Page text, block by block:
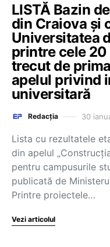
LISTĂ Bazin
din Craiova și
Universitatea
printre cele
trecut de
apelul privind
universitară
Redacția 30
Lista cu rezultatele
din apelul
pentru campusurile
publicată de
Printre proiectele…
Vezi articolul